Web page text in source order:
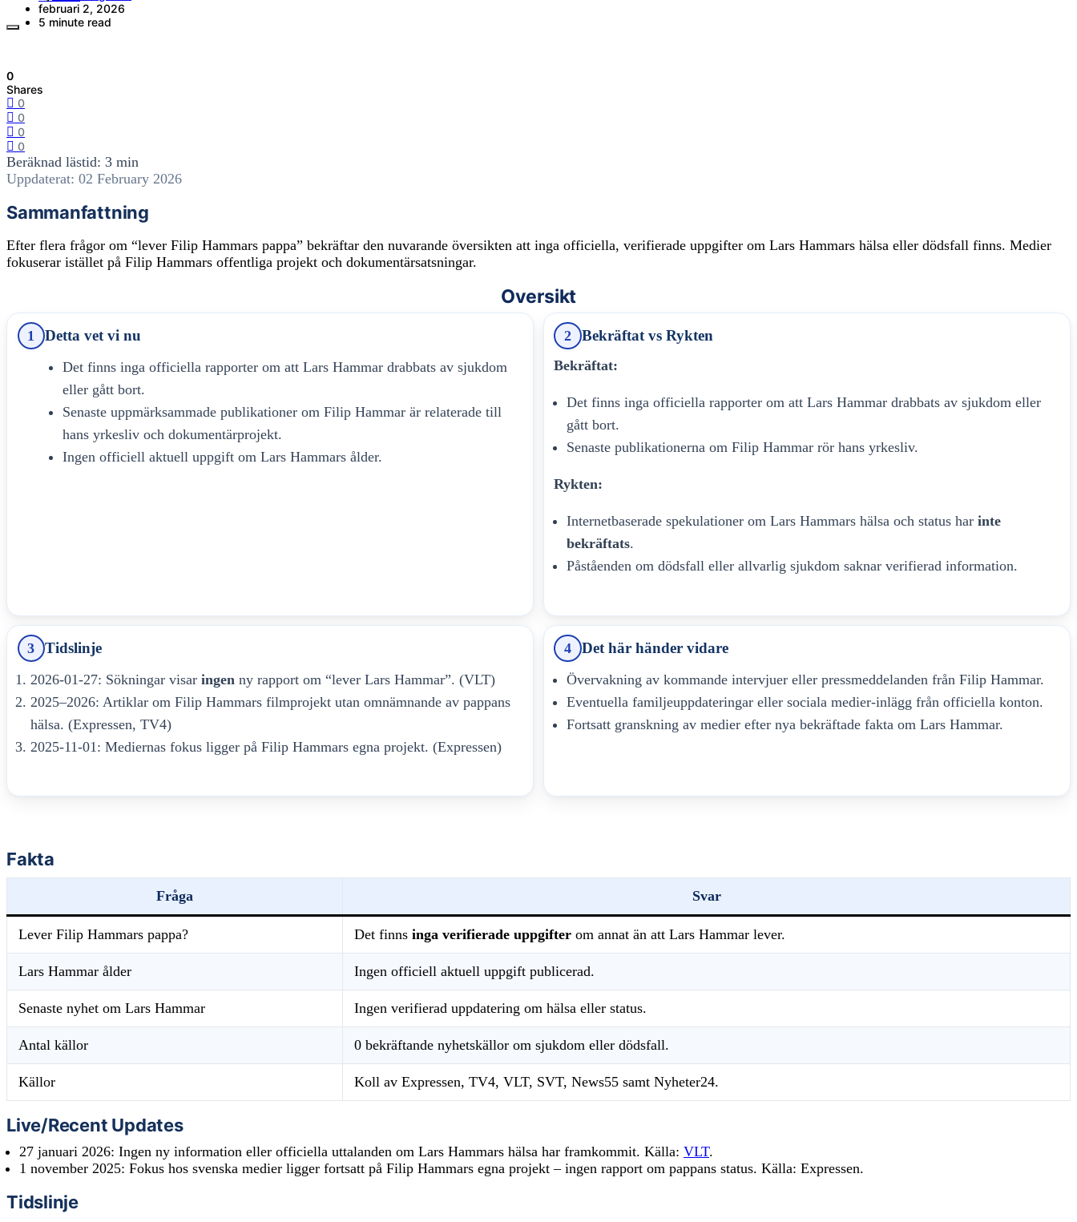
februari 2, 2026
5 minute read
0
Shares
0
0
0
0
Beräknad lästid: 3 min
Uppdaterat: 02 February 2026
Sammanfattning
Efter flera frågor om “lever Filip Hammars pappa” bekräftar den nuvarande översikten att inga officiella, verifierade uppgifter om Lars Hammars hälsa eller dödsfall finns. Medier
fokuserar istället på Filip Hammars offentliga projekt och dokumentärsatsningar.
Oversikt
1 Detta vet vi nu
Det finns inga officiella rapporter om att Lars Hammar drabbats av sjukdom
eller gått bort.
Senaste uppmärksammade publikationer om Filip Hammar är relaterade till
hans yrkesliv och dokumentärprojekt.
Ingen officiell aktuell uppgift om Lars Hammars ålder.
2 Bekräftat vs Rykten
Bekräftat:
Det finns inga officiella rapporter om att Lars Hammar drabbats av sjukdom eller
gått bort.
Senaste publikationerna om Filip Hammar rör hans yrkesliv.
Rykten:
Internetbaserade spekulationer om Lars Hammars hälsa och status harinte
bekräftats.
Påståenden om dödsfall eller allvarlig sjukdom saknar verifierad information.
3 Tidslinje
2026-01-27: Sökningar visar ingen ny rapport om “lever Lars Hammar”. (VLT)
2025–2026: Artiklar om Filip Hammars filmprojekt utan omnämnande av pappans
hälsa. (Expressen, TV4)
2025-11-01: Mediernas fokus ligger på Filip Hammars egna projekt. (Expressen)
4 Det här händer vidare
Övervakning av kommande intervjuer eller pressmeddelanden från Filip Hammar.
Eventuella familjeuppdateringar eller sociala medier-inlägg från officiella konton.
Fortsatt granskning av medier efter nya bekräftade fakta om Lars Hammar.
Fakta
Fråga Svar
Lever Filip Hammars pappa? Det finnsinga verifierade uppgifter om annat än att Lars Hammar lever.
Lars Hammar ålder Ingen officiell aktuell uppgift publicerad.
Senaste nyhet om Lars Hammar Ingen verifierad uppdatering om hälsa eller status.
Antal källor 0 bekräftande nyhetskällor om sjukdom eller dödsfall.
Källor Koll av Expressen, TV4, VLT, SVT, News55 samt Nyheter24.
Live/Recent Updates
27 januari 2026: Ingen ny information eller officiella uttalanden om Lars Hammars hälsa har framkommit. Källa: VLT.
1 november 2025: Fokus hos svenska medier ligger fortsatt på Filip Hammars egna projekt – ingen rapport om pappans status. Källa: Expressen.
Tidslinje